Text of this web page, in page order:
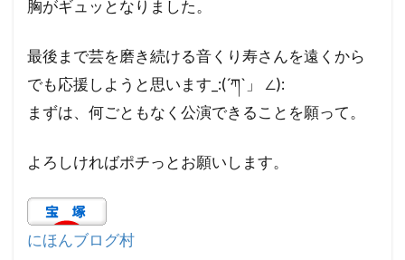
胸がギュッとなりました。
最後まで芸を磨き続ける音くり寿さんを遠くから
でも応援しようと思います_:(´ཀ`」 ∠):
まずは、何ごともなく公演できることを願って。
よろしければポチっとお願いします。
にほんブログ村